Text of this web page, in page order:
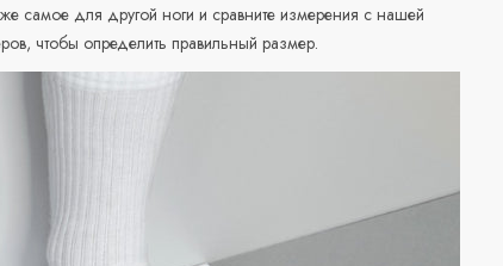
самое для другой ноги и сравните измерения с нашей
чтобы определить правильный размер.